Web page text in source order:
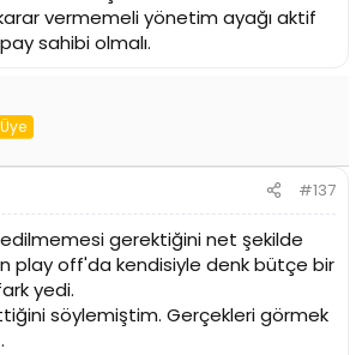
vermemeli yönetim ayağı aktif
sahibi olmalı.
#137
gerektiğini net şekilde
play off'da kendisiyle denk bütçe bir
yedi.
söylemiştim. Gerçekleri görmek